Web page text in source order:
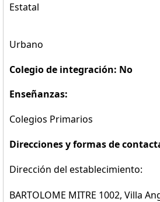
Estatal
Urbano
Colegio de integración: No
Enseñanzas:
Colegios Primarios
Direcciones y formas de
Dirección del establecimiento:
BARTOLOME MITRE 1002, Villa